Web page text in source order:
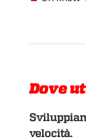
Dove
velocità.